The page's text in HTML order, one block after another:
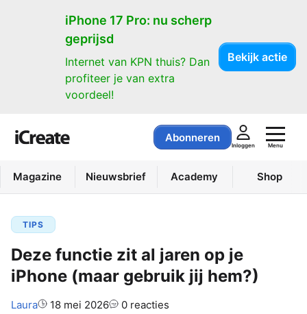
iPhone 17 Pro: nu scherp
geprijsd
Internet van KPN thuis? Dan
profiteer je van extra
voordeel!
Bekijk actie
Abonneren
Inloggen Menu
Magazine Nieuwsbrief Academy Shop
TIPS
Deze functie zit al jaren op je
iPhone (maar gebruik jij hem?)
Auteur:
Laura 18 mei 2026 0 reacties